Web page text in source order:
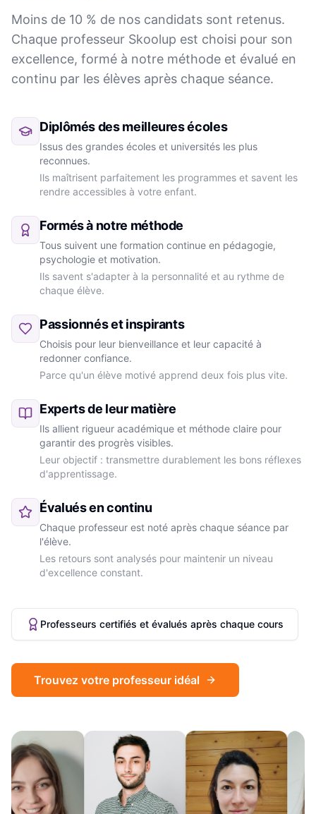
Moins de 10 % de nos candidats sont retenus.
Chaque professeur Skoolup est choisi pour son
excellence, formé à notre méthode et évalué en
continu par les élèves après chaque séance.
Diplômés des meilleures écoles
Issus des grandes écoles et universités les plus
reconnues.
Ils maîtrisent parfaitement les programmes et savent les
rendre accessibles à votre enfant.
Formés à notre méthode
Tous suivent une formation continue en pédagogie,
psychologie et motivation.
Ils savent s'adapter à la personnalité et au rythme de
chaque élève.
Passionnés et inspirants
Choisis pour leur bienveillance et leur capacité à
redonner confiance.
Parce qu'un élève motivé apprend deux fois plus vite.
Experts de leur matière
Ils allient rigueur académique et méthode claire pour
garantir des progrès visibles.
Leur objectif : transmettre durablement les bons réflexes
d'apprentissage.
Évalués en continu
Chaque professeur est noté après chaque séance par
l'élève.
Les retours sont analysés pour maintenir un niveau
d'excellence constant.
Professeurs certifiés et évalués après chaque cours
Trouvez votre professeur idéal